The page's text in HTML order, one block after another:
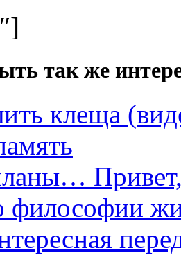
так же
клеща
философии